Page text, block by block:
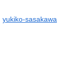
yukiko-sasakawa